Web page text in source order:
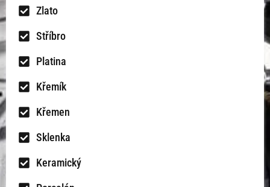
Zlato
Stříbro
Platina
Křemík
Křemen
Sklenka
Keramický